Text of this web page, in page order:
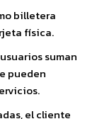
billetera
física.
suman
pueden
el cliente